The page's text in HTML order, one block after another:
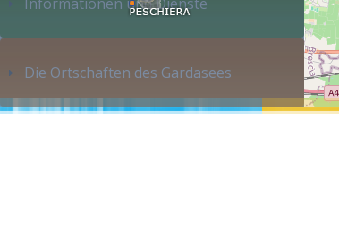
Die Ortschaften des Gardasees